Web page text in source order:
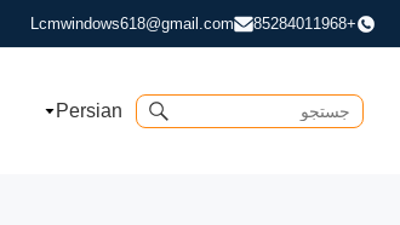
+85284011968
Lcmwindows618@gmail.com
Persian